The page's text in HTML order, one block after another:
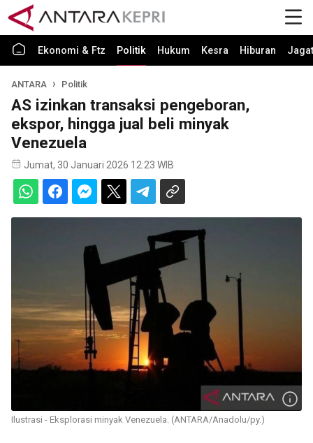
Ekonomi & Ftz Politik Hukum Kesra Hiburan Jagat
ANTARA Politik
AS izinkan transaksi pengeboran,
ekspor, hingga jual beli minyak
Venezuela
Jumat, 30 Januari 2026 12:23 WIB
Ilustrasi - Eksplorasi minyak Venezuela. (ANTARA/Anadolu/py.)